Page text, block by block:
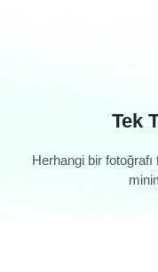
Tek
Herhangi bir